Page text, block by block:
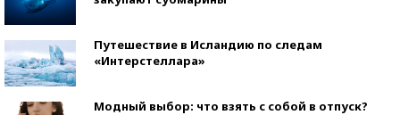
Путешествие в Исландию по следам
«Интерстеллара»
Модный выбор: что взять с собой в отпуск?